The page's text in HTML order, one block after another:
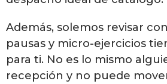
Además, solemos revisar
pausas y micro-ejercicios
para ti. No es lo mismo
recepción y no puede